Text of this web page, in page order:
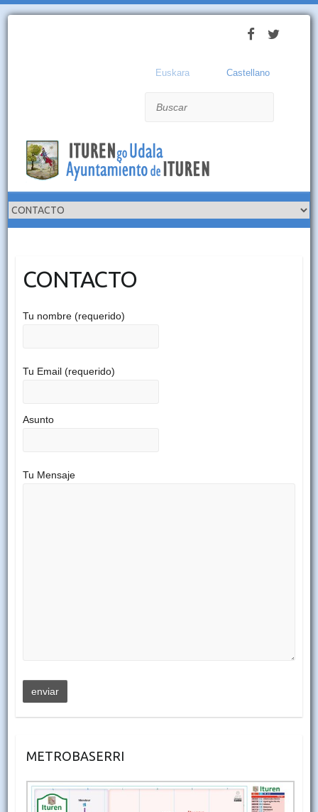
Euskara Castellano
CONTACTO
Tu nombre (requerido)
Tu Email (requerido)
Asunto
Tu Mensaje
METROBASERRI